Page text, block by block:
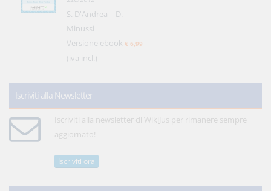
S. D'Andrea – D.
Minussi
Versione ebook € 6,99
(iva incl.)
Iscriviti alla Newsletter
Iscriviti alla newsletter di WikiJus per rimanere sempre
aggiornato!
Iscriviti ora